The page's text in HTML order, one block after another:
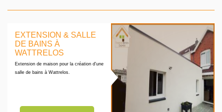
EXTENSION & SALLE
DE BAINS À
WATTRELOS
Extension de maison pour la création d'une
salle de bains à Wattrelos.